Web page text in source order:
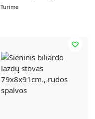
Turime